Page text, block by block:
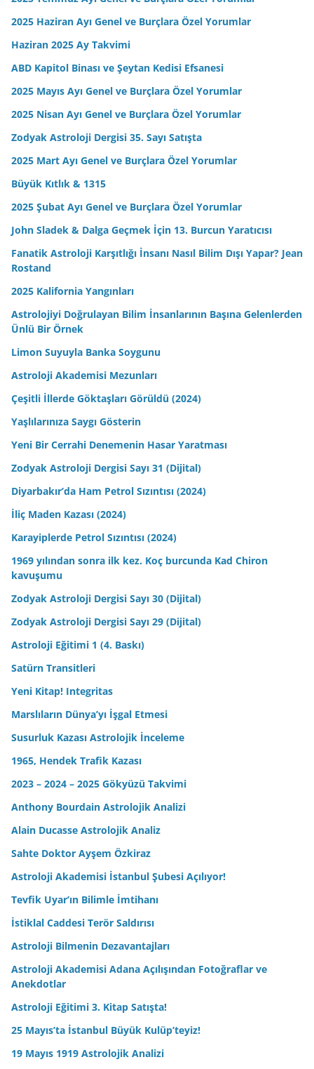
2025 Haziran Ayı Genel ve Burçlara Özel Yorumlar
Haziran 2025 Ay Takvimi
ABD Kapitol Binası ve Şeytan Kedisi Efsanesi
2025 Mayıs Ayı Genel ve Burçlara Özel Yorumlar
2025 Nisan Ayı Genel ve Burçlara Özel Yorumlar
Zodyak Astroloji Dergisi 35. Sayı Satışta
2025 Mart Ayı Genel ve Burçlara Özel Yorumlar
Büyük Kıtlık & 1315
2025 Şubat Ayı Genel ve Burçlara Özel Yorumlar
John Sladek & Dalga Geçmek İçin 13. Burcun Yaratıcısı
Fanatik Astroloji Karşıtlığı İnsanı Nasıl Bilim Dışı Yapar? Jean
Rostand
2025 Kalifornia Yangınları
Astrolojiyi Doğrulayan Bilim İnsanlarının Başına Gelenlerden
Ünlü Bir Örnek
Limon Suyuyla Banka Soygunu
Astroloji Akademisi Mezunları
Çeşitli İllerde Göktaşları Görüldü (2024)
Yaşlılarınıza Saygı Gösterin
Yeni Bir Cerrahi Denemenin Hasar Yaratması
Zodyak Astroloji Dergisi Sayı 31 (Dijital)
Diyarbakır’da Ham Petrol Sızıntısı (2024)
İliç Maden Kazası (2024)
Karayiplerde Petrol Sızıntısı (2024)
1969 yılından sonra ilk kez. Koç burcunda Kad Chiron
kavuşumu
Zodyak Astroloji Dergisi Sayı 30 (Dijital)
Zodyak Astroloji Dergisi Sayı 29 (Dijital)
Astroloji Eğitimi 1 (4. Baskı)
Satürn Transitleri
Yeni Kitap! Integritas
Marslıların Dünya’yı İşgal Etmesi
Susurluk Kazası Astrolojik İnceleme
1965, Hendek Trafik Kazası
2023 – 2024 – 2025 Gökyüzü Takvimi
Anthony Bourdain Astrolojik Analizi
Alain Ducasse Astrolojik Analiz
Sahte Doktor Ayşem Özkiraz
Astroloji Akademisi İstanbul Şubesi Açılıyor!
Tevfik Uyar’ın Bilimle İmtihanı
İstiklal Caddesi Terör Saldırısı
Astroloji Bilmenin Dezavantajları
Astroloji Akademisi Adana Açılışından Fotoğraflar ve
Anekdotlar
Astroloji Eğitimi 3. Kitap Satışta!
25 Mayıs’ta İstanbul Büyük Kulüp’teyiz!
19 Mayıs 1919 Astrolojik Analizi